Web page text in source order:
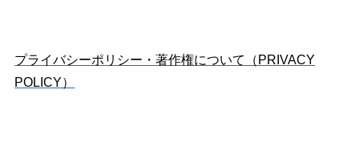
プライバシーポリシー・著作権について（PRIVACY
POLICY）